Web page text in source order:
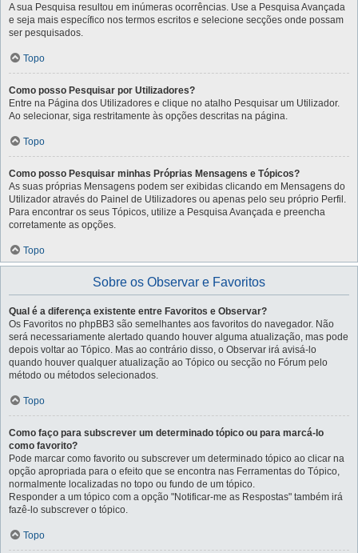
A sua Pesquisa resultou em inúmeras ocorrências. Use a Pesquisa Avançada
e seja mais específico nos termos escritos e selecione secções onde possam
ser pesquisados.
Topo
Como posso Pesquisar por Utilizadores?
Entre na Página dos Utilizadores e clique no atalho Pesquisar um Utilizador.
Ao selecionar, siga restritamente às opções descritas na página.
Topo
Como posso Pesquisar minhas Próprias Mensagens e Tópicos?
As suas próprias Mensagens podem ser exibidas clicando em Mensagens do
Utilizador através do Painel de Utilizadores ou apenas pelo seu próprio Perfil.
Para encontrar os seus Tópicos, utilize a Pesquisa Avançada e preencha
corretamente as opções.
Topo
Sobre os Observar e Favoritos
Qual é a diferença existente entre Favoritos e Observar?
Os Favoritos no phpBB3 são semelhantes aos favoritos do navegador. Não
será necessariamente alertado quando houver alguma atualização, mas pode
depois voltar ao Tópico. Mas ao contrário disso, o Observar irá avisá-lo
quando houver qualquer atualização ao Tópico ou secção no Fórum pelo
método ou métodos selecionados.
Topo
Como faço para subscrever um determinado tópico ou para marcá-lo
como favorito?
Pode marcar como favorito ou subscrever um determinado tópico ao clicar na
opção apropriada para o efeito que se encontra nas Ferramentas do Tópico,
normalmente localizadas no topo ou fundo de um tópico.
Responder a um tópico com a opção "Notificar-me as Respostas" também irá
fazê-lo subscrever o tópico.
Topo